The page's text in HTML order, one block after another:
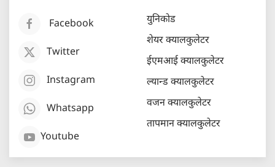
Facebook
Twitter
Instagram
Whatsapp
Youtube
युनिकोड
शेयर क्यालकुलेटर
ईएमआई क्यालकुलेटर
ल्यान्ड क्यालकुलेटर
वजन क्यालकुलेटर
तापमान क्यालकुलेटर